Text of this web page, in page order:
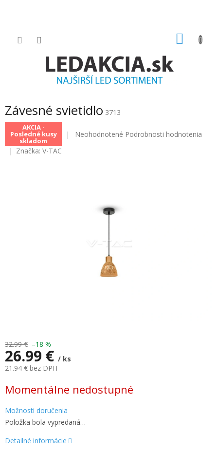
Závesné svietidlo 3713
AKCIA -
Posledné kusy
skladom
Priemerné
Neohodnotené Podrobnosti hodnotenia
Značka: V-TAC
32.99 € –18 %
26.99 € / ks
21.94 € bez DPH
cena:
Momentálne nedostupné
Možnosti doručenia
Položka bola vypredaná…
Detailné informácie